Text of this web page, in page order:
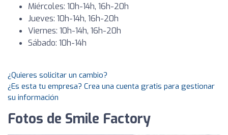
Miércoles: 10h-14h, 16h-20h
Jueves: 10h-14h, 16h-20h
Viernes: 10h-14h, 16h-20h
Sábado: 10h-14h
¿Quieres solicitar un cambio?
¿Es esta tu empresa? Crea una cuenta gratis para gestionar
su información
Fotos de Smile Factory